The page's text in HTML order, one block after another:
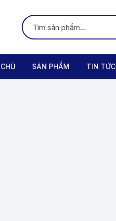
SẢN PHẨM TIN TỨC